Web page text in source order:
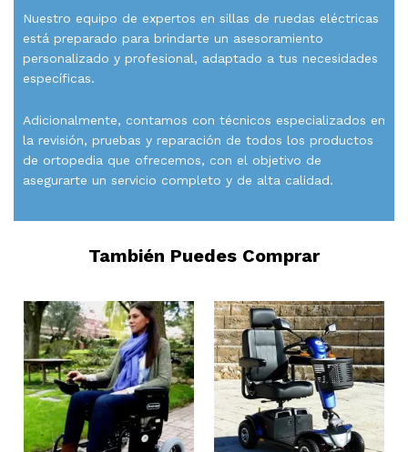
Nuestro equipo de expertos en sillas de ruedas eléctricas
está preparado para brindarte un asesoramiento
personalizado y profesional, adaptado a tus necesidades
específicas.
Adicionalmente, contamos con técnicos especializados en
la revisión, pruebas y reparación de todos los productos
de ortopedia que ofrecemos, con el objetivo de
asegurarte un servicio completo y de alta calidad.
También Puedes Comprar